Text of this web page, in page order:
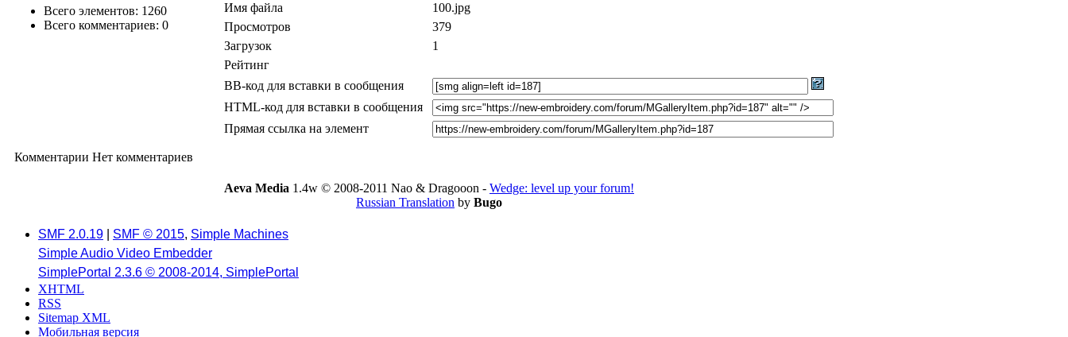
Всего элементов: 1260
Всего комментариев: 0
Имя файла
100.jpg
Просмотров
379
Загрузок
1
Рейтинг
BB-код для вставки в сообщения
HTML-код для вставки в сообщения
Прямая ссылка на элемент
Комментарии Нет комментариев
Aeva Media 1.4w © 2008-2011 Nao & Dragooon - Wedge: level up your forum!
Russian Translation by Bugo
SMF 2.0.19 SMF © 2015, Simple Machines
Simple Audio Video Embedder
SimplePortal 2.3.6 © 2008-2014, SimplePortal
XHTML
RSS
Sitemap XML
Мобильная версия